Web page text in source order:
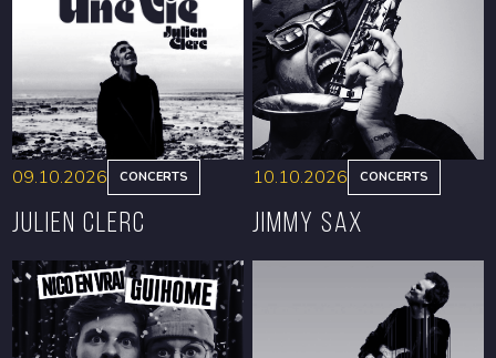
RÉSERVER
09.10.2026 CONCERTS
Julien Clerc
RÉSERVER
10.10.2026 CONCERTS
Jimmy Sax